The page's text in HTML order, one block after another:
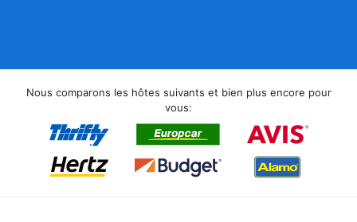
Nous comparons les hôtes suivants et bien plus encore pour
vous: